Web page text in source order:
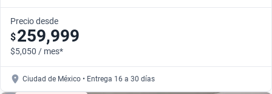
Precio desde
$259,999
$5,050 / mes*
Ciudad de México • Entrega 16 a 30 días